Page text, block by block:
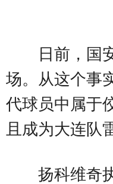
日前，国
场。从这个事
代球员中属于
且成为大连队
扬科维奇